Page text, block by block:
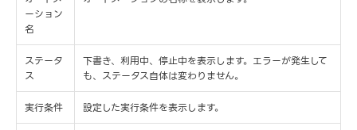
ーション
名
ステータ
ス
下書き、利用中、停止中を表示します。エラーが発生して
も、ステータス自体は変わりません。
実行条件 設定した実行条件を表示します。